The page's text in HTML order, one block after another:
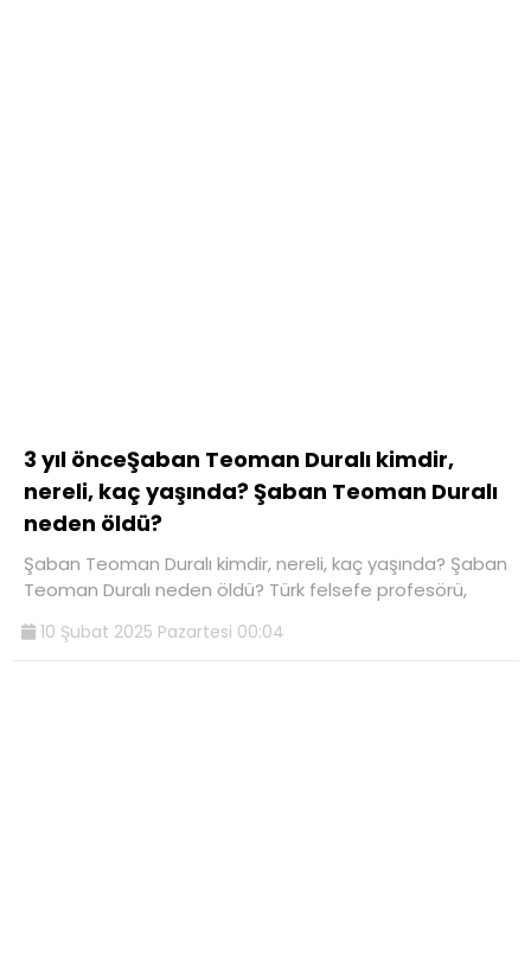
3 yıl önceŞaban Teoman Duralı kimdir,
nereli, kaç yaşında? Şaban Teoman Duralı
neden öldü?
Şaban Teoman Duralı kimdir, nereli, kaç yaşında? Şaban
Teoman Duralı neden öldü? Türk felsefe profesörü,
10 Şubat 2025 Pazartesi 00:04